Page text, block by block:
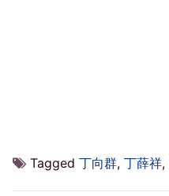
Tagged 丁向群, 丁薛祥,